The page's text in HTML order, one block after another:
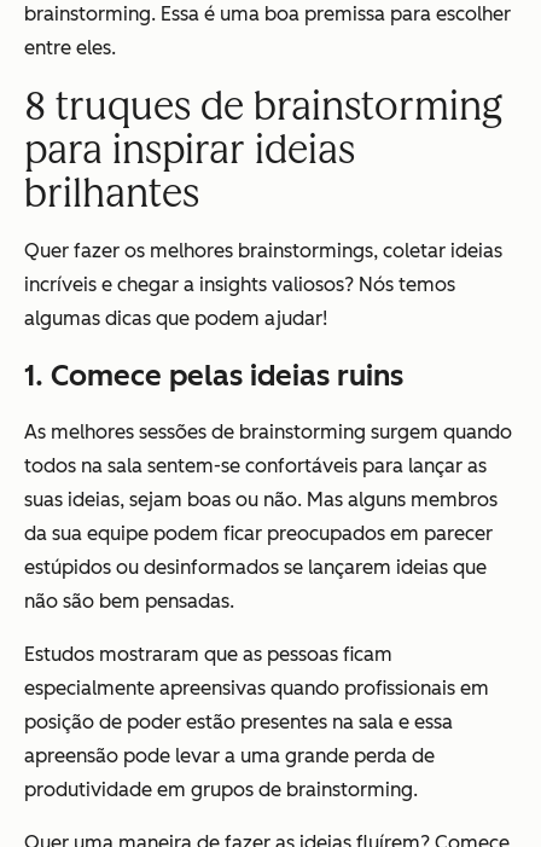
brainstorming. Essa é uma boa premissa para escolher
entre eles.
8 truques de brainstorming
para inspirar ideias
brilhantes
Quer fazer os melhores brainstormings, coletar ideias
incríveis e chegar a insights valiosos? Nós temos
algumas dicas que podem ajudar!
1. Comece pelas ideias ruins
As melhores sessões de brainstorming surgem quando
todos na sala sentem-se confortáveis para lançar as
suas ideias, sejam boas ou não. Mas alguns membros
da sua equipe podem ficar preocupados em parecer
estúpidos ou desinformados se lançarem ideias que
não são bem pensadas.
Estudos mostraram que as pessoas ficam
especialmente apreensivas quando profissionais em
posição de poder estão presentes na sala e essa
apreensão pode levar a uma grande perda de
produtividade em grupos de brainstorming.
Quer uma maneira de fazer as ideias fluírem? Comece